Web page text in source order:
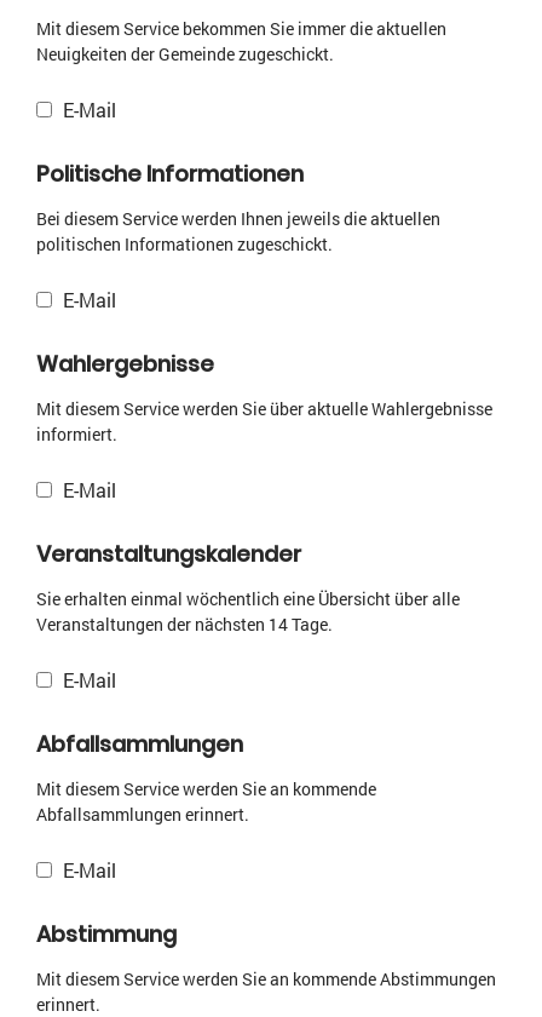
Mit diesem Service bekommen Sie immer die aktuellen
Neuigkeiten der Gemeinde zugeschickt.
E-Mail
Politische Informationen
Bei diesem Service werden Ihnen jeweils die aktuellen
politischen Informationen zugeschickt.
E-Mail
Wahlergebnisse
Mit diesem Service werden Sie über aktuelle Wahlergebnisse
informiert.
E-Mail
Veranstaltungskalender
Sie erhalten einmal wöchentlich eine Übersicht über alle
Veranstaltungen der nächsten 14 Tage.
E-Mail
Abfallsammlungen
Mit diesem Service werden Sie an kommende
Abfallsammlungen erinnert.
E-Mail
Abstimmung
Mit diesem Service werden Sie an kommende Abstimmungen
erinnert.